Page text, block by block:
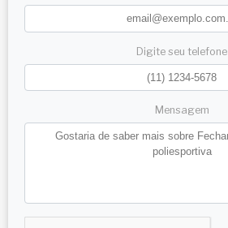
Digite seu telefone
Mensagem